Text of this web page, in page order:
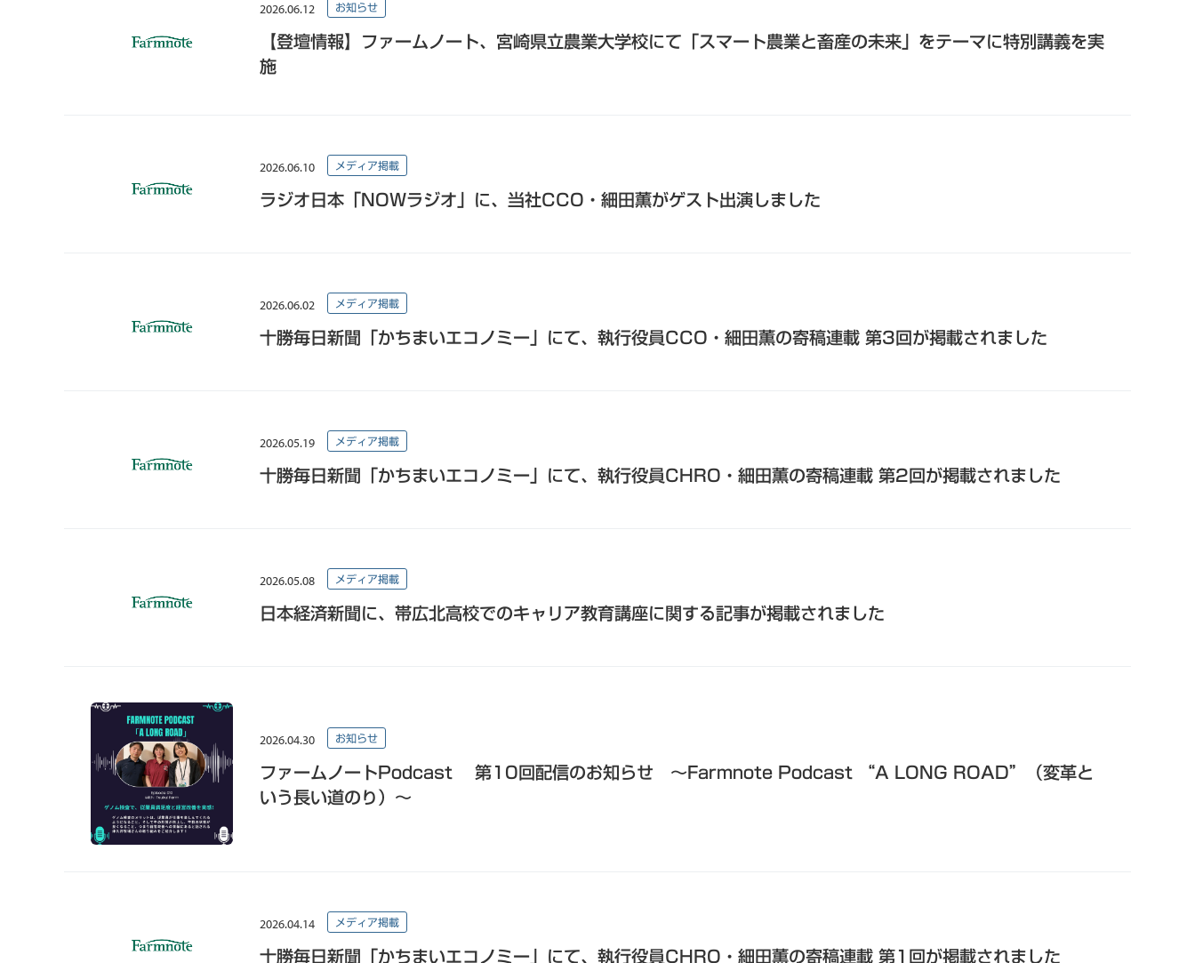
2026.06.12 お知らせ
【登壇情報】ファームノート、宮崎県立農業大学校にて「スマート農業と畜産の未来」をテーマに特別講義を実
施
2026.06.10 メディア掲載
ラジオ日本「NOWラジオ」に、当社CCO・細田薫がゲスト出演しました
2026.06.02 メディア掲載
十勝毎日新聞「かちまいエコノミー」にて、執行役員CCO・細田薫の寄稿連載 第3回が掲載されました
2026.05.19 メディア掲載
十勝毎日新聞「かちまいエコノミー」にて、執行役員CHRO・細田薫の寄稿連載 第2回が掲載されました
2026.05.08 メディア掲載
日本経済新聞に、帯広北高校でのキャリア教育講座に関する記事が掲載されました
2026.04.30 お知らせ
ファームノートPodcast 第10回配信のお知らせ 〜Farmnote Podcast “A LONG ROAD”（変革と
いう長い道のり）～
2026.04.14 メディア掲載
十勝毎日新聞「かちまいエコノミー」にて、執行役員CHRO・細田薫の寄稿連載 第1回が掲載されました